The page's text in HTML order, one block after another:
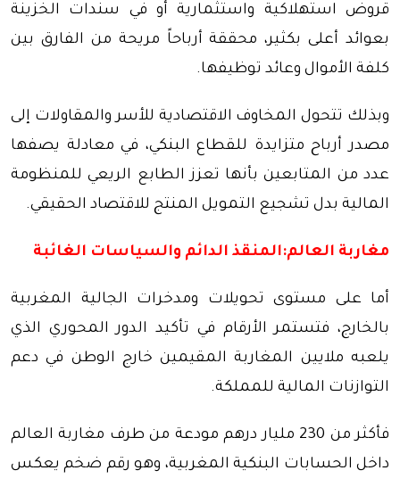
قروض استهلاكية واستثمارية أو في سندات الخزينة
بعوائد أعلى بكثير، محققة أرباحاً مريحة من الفارق بين
كلفة الأموال وعائد توظيفها.
وبذلك تتحول المخاوف الاقتصادية للأسر والمقاولات إلى
مصدر أرباح متزايدة للقطاع البنكي، في معادلة يصفها
عدد من المتابعين بأنها تعزز الطابع الريعي للمنظومة
المالية بدل تشجيع التمويل المنتج للاقتصاد الحقيقي.
مغاربة العالم:المنقذ الدائم والسياسات الغائبة
أما على مستوى تحويلات ومدخرات الجالية المغربية
بالخارج، فتستمر الأرقام في تأكيد الدور المحوري الذي
يلعبه ملايين المغاربة المقيمين خارج الوطن في دعم
التوازنات المالية للمملكة.
فأكثر من 230 مليار درهم مودعة من طرف مغاربة العالم
داخل الحسابات البنكية المغربية، وهو رقم ضخم يعكس